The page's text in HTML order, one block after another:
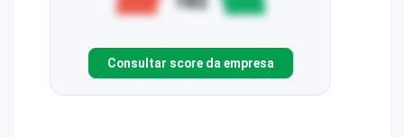
Consultar score da empresa